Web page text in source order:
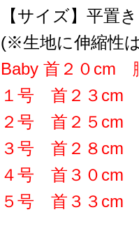
【サイズ】平置
(※生地に伸縮性
Baby 首２０cm
１号 首２３cm
２号 首２５cm
３号 首２８cm
４号 首３０cm
５号 首３３cm